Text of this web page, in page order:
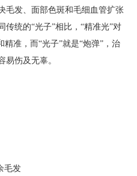
毛发、面部色斑和毛细血管扩张
统的“光子”相比，“精准光”对
准，而“光子”就是“炮弹”，治
易伤及无辜。
毛发